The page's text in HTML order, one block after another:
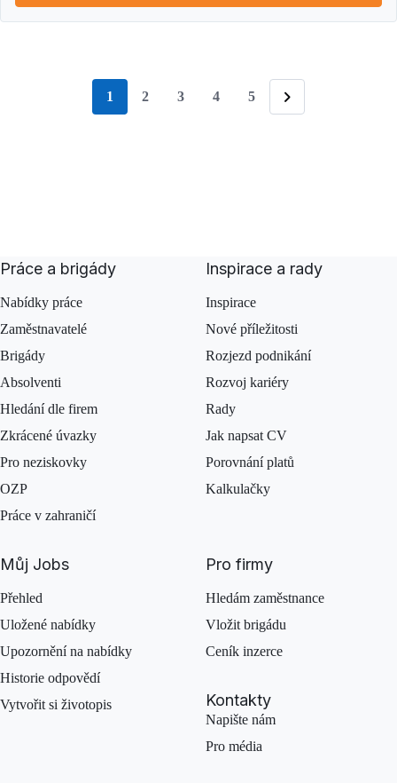
stránka
1 2 3 4 5
Následující
Práce a brigády
Nabídky práce
Zaměstnavatelé
Brigády
Absolventi
Hledání dle firem
Zkrácené úvazky
Pro neziskovky
OZP
Práce v zahraničí
Inspirace a rady
Inspirace
Nové příležitosti
Rozjezd podnikání
Rozvoj kariéry
Rady
Jak napsat CV
Porovnání platů
Kalkulačky
Můj Jobs
Přehled
Uložené nabídky
Upozornění na nabídky
Historie odpovědí
Vytvořit si životopis
Pro firmy
Hledám zaměstnance
Vložit brigádu
Ceník inzerce
Kontakty
Napište nám
Pro média